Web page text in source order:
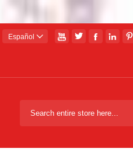
    
Español 